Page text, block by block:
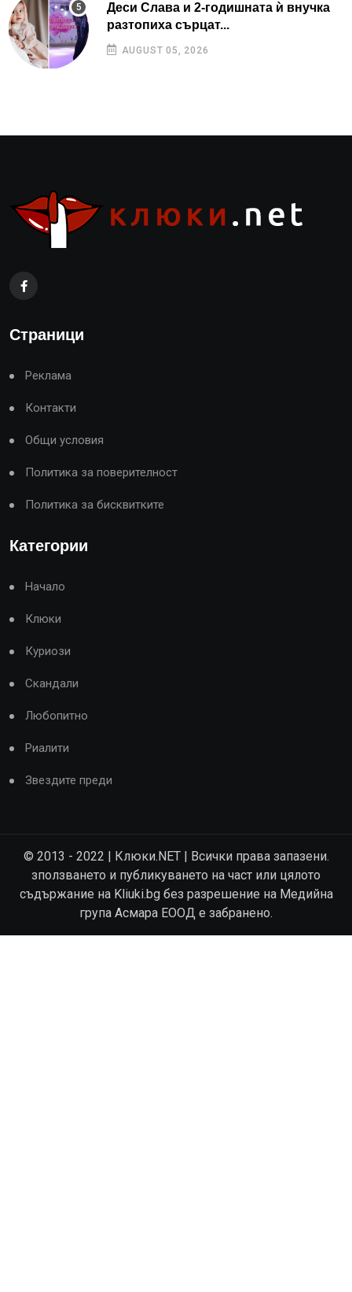
Деси Слава и 2-годишната ѝ внучка
разтопиха сърцат...
AUGUST 05, 2026
Страници
Реклама
Контакти
Общи условия
Политика за поверителност
Политика за бисквитките
Категории
Начало
Клюки
Куриози
Скандали
Любопитно
Риалити
Звездите преди
© 2013 - 2022 | Клюки.NET | Всички права запазени.
зползването и публикуването на част или цялото
съдържание на Kliuki.bg без разрешение на Медийна
група Асмара ЕООД е забранено.